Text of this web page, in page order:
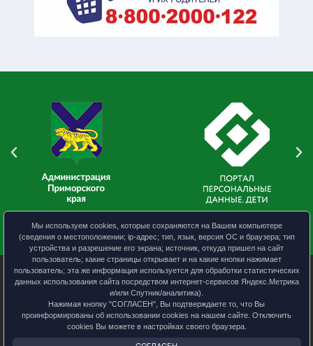
УО АКМО
Политика конфиденциальности
Мы используем cookies, которые сохраняются на Вашем компьютере
(сведения о местоположении; ip-адрес; тип, язык, версия ОС и браузера; тип
устройства и разрешение его экрана; источник, откуда пришел на сайт
пользователь; какие страницы открывает и на какие кнопки нажимает
пользователь; эта же информация используется для обработки статистических
данных использования сайта посредством интернет-сервисов Яндекс.Метрика
и/или Спутник/аналитика).
Нажимая кнопку "СОГЛАСЕН", Вы подтверждаете то, что Вы
проинформированы об использовании cookies на нашем сайте. Отключить
cookies Вы можете в настройках своего браузера.